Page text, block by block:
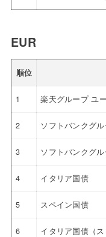
EUR
順位
1 楽天グループ ユ
2 ソフトバンクグ
3 ソフトバンクグ
4 イタリア国債
5 スペイン国債
6 イタリア国債（ス